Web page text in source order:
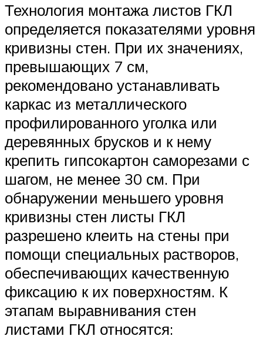
Технология монтажа листов ГКЛ
определяется показателями уровня
кривизны стен. При их значениях,
превышающих 7 см,
рекомендовано устанавливать
каркас из металлического
профилированного уголка или
деревянных брусков и к нему
крепить гипсокартон саморезами с
шагом, не менее 30 см. При
обнаружении меньшего уровня
кривизны стен листы ГКЛ
разрешено клеить на стены при
помощи специальных растворов,
обеспечивающих качественную
фиксацию к их поверхностям. К
этапам выравнивания стен
листами ГКЛ относятся: